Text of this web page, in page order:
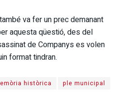
va fer un prec demanant
aquesta qüestió, des del
de Companys es volen
format tindran.
històrica ple municipal